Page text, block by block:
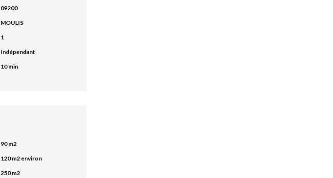
09200
MOULIS
1
Indépendant
10 min
90 m2
120 m2 environ
250 m2